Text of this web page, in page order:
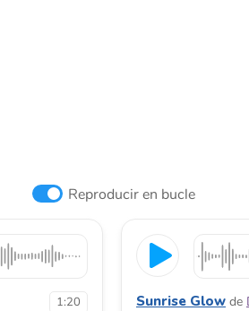
Reproducir en bucle
1:20 Sunrise Glow de